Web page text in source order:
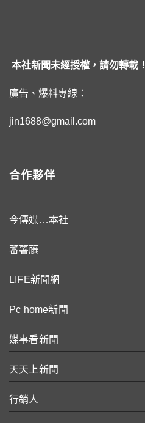
本社新聞未經授權，請勿轉載！
廣告、爆料專線：
jin1688@gmail.com
合作夥伴
今傳媒…本社
蕃薯藤
LIFE新聞網
Pc home新聞
媒事看新聞
天天上新聞
行銷人